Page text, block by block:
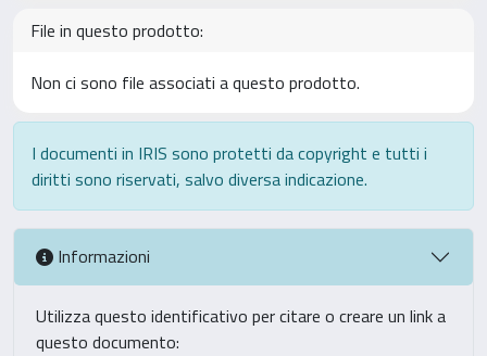
File in questo prodotto:
Non ci sono file associati a questo prodotto.
I documenti in IRIS sono protetti da copyright e tutti i
diritti sono riservati, salvo diversa indicazione.
Informazioni
Utilizza questo identificativo per citare o creare un link a
questo documento: